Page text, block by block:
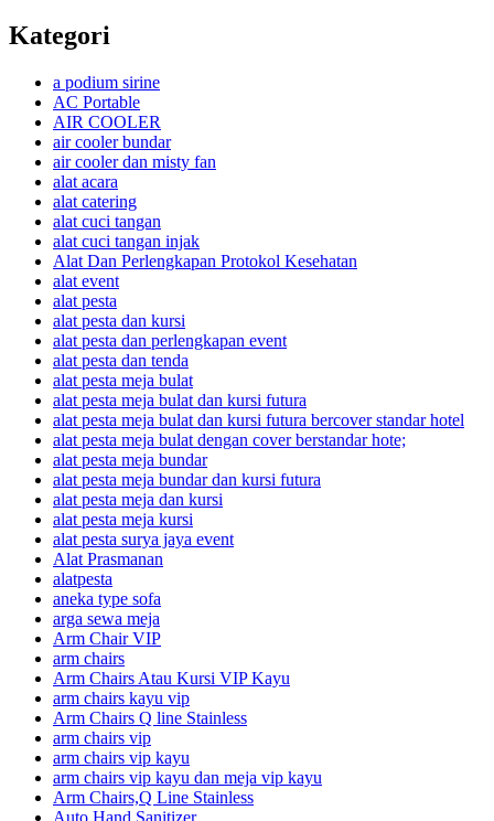
Kategori
a podium sirine
AC Portable
AIR COOLER
air cooler bundar
air cooler dan misty fan
alat acara
alat catering
alat cuci tangan
alat cuci tangan injak
Alat Dan Perlengkapan Protokol Kesehatan
alat event
alat pesta
alat pesta dan kursi
alat pesta dan perlengkapan event
alat pesta dan tenda
alat pesta meja bulat
alat pesta meja bulat dan kursi futura
alat pesta meja bulat dan kursi futura bercover standar hotel
alat pesta meja bulat dengan cover berstandar hote;
alat pesta meja bundar
alat pesta meja bundar dan kursi futura
alat pesta meja dan kursi
alat pesta meja kursi
alat pesta surya jaya event
Alat Prasmanan
alatpesta
aneka type sofa
arga sewa meja
Arm Chair VIP
arm chairs
Arm Chairs Atau Kursi VIP Kayu
arm chairs kayu vip
Arm Chairs Q line Stainless
arm chairs vip
arm chairs vip kayu
arm chairs vip kayu dan meja vip kayu
Arm Chairs,Q Line Stainless